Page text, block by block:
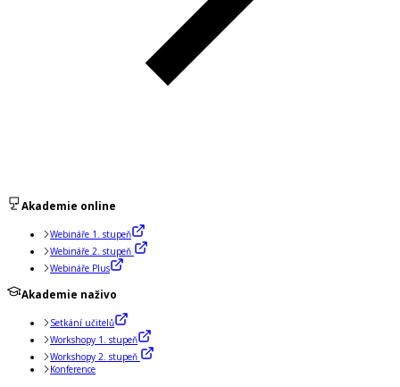
Akademie online
Webináře 1. stupeň
Webináře 2. stupeň
Webináře Plus
Akademie naživo
Setkání učitelů
Workshopy 1. stupeň
Workshopy 2. stupeň
Konference